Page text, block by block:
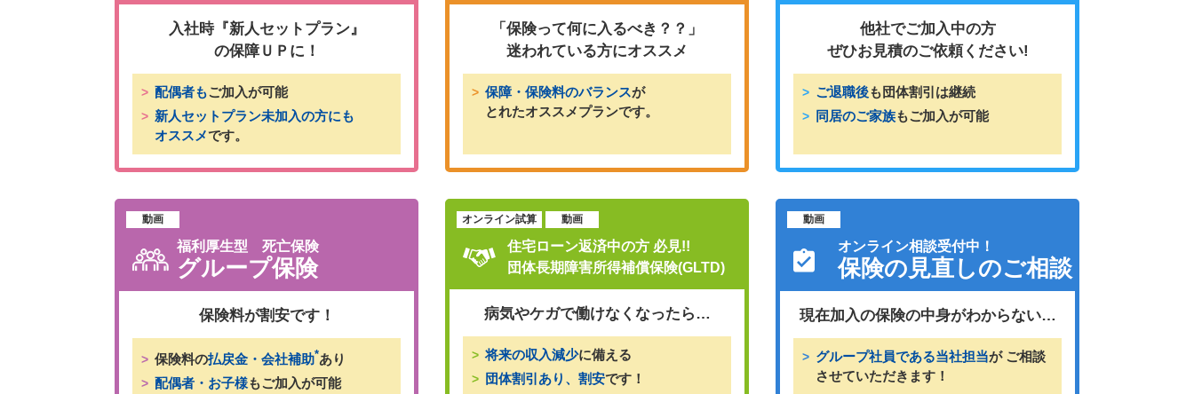
入社時『新人セットプラン』
の保障ＵＰに！
配偶者もご加入が可能
新人セットプラン未加入の方にも
オススメです。
「保険って何に入るべき？？」
迷われている方にオススメ
保障・保険料のバランスが
とれたオススメプランです。
他社でご加入中の方
ぜひお見積のご依頼ください!
ご退職後も団体割引は継続
同居のご家族もご加入が可能
動画
福利厚生型 死亡保険
グループ保険
保険料が割安です！
保険料の払戻金・会社補助*あり
配偶者・お子様もご加入が可能
オンライン試算 動画
住宅ローン返済中の方 必見!!
団体長期障害所得補償保険(GLTD)
病気やケガで働けなくなったら…
将来の収入減少に備える
団体割引あり、割安です！
動画
オンライン相談受付中！
保険の見直しのご相談
現在加入の保険の中身がわからない…
グループ社員である当社担当が ご相談
させていただきます！